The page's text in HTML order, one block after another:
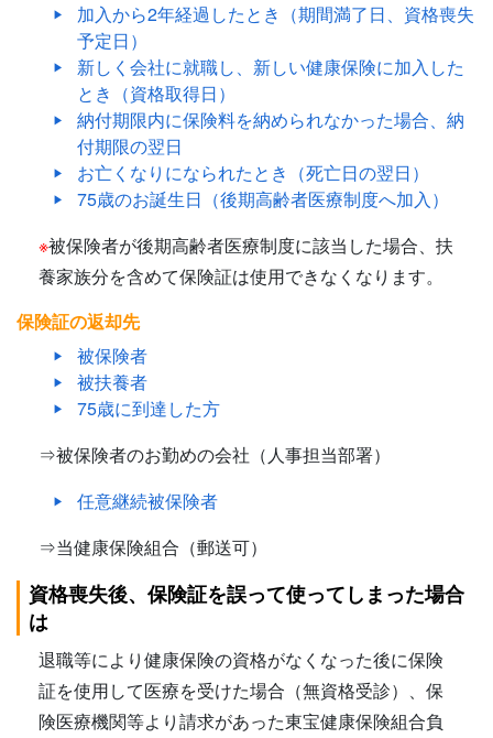
加入から2年経過したとき（期間満了日、資格喪失
予定日）
新しく会社に就職し、新しい健康保険に加入した
とき（資格取得日）
納付期限内に保険料を納められなかった場合、納
付期限の翌日
お亡くなりになられたとき（死亡日の翌日）
75歳のお誕生日（後期高齢者医療制度へ加入）
※被保険者が後期高齢者医療制度に該当した場合、扶
養家族分を含めて保険証は使用できなくなります。
保険証の返却先
被保険者
被扶養者
75歳に到達した方
⇒被保険者のお勤めの会社（人事担当部署）
任意継続被保険者
⇒当健康保険組合（郵送可）
資格喪失後、保険証を誤って使ってしまった場合
は
退職等により健康保険の資格がなくなった後に保険
証を使用して医療を受けた場合（無資格受診）、保
険医療機関等より請求があった東宝健康保険組合負